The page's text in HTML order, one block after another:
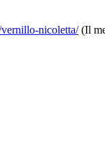
nicoletta/(Il